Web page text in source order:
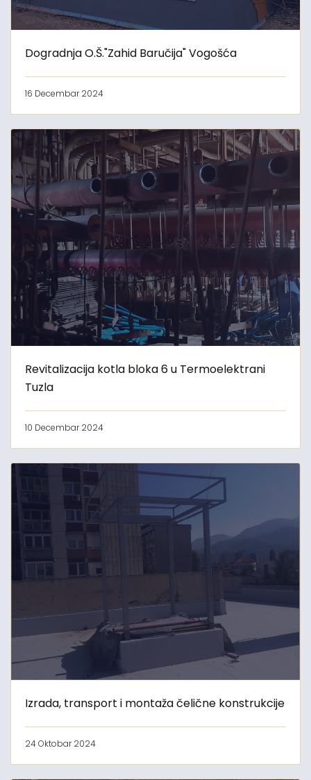
Dogradnja O.Š."Zahid Baručija" Vogošća
16 Decembar 2024
Revitalizacija kotla bloka 6 u Termoelektrani
Tuzla
10 Decembar 2024
Izrada, transport i montaža čelične konstrukcije
24 Oktobar 2024